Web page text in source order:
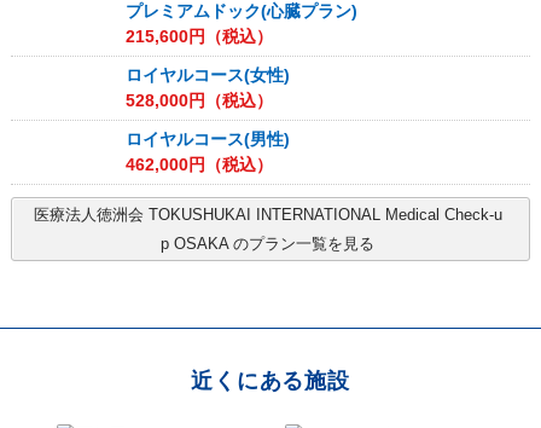
プレミアムドック(心臓プラン)
215,600円（税込）
ロイヤルコース(女性)
528,000円（税込）
ロイヤルコース(男性)
462,000円（税込）
医療法人徳洲会 TOKUSHUKAI INTERNATIONAL Medical Check-u
p OSAKA のプラン一覧を見る
近くにある施設